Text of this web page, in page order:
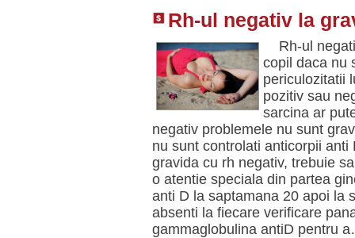
Rh-ul negativ la
Rh-ul
copil daca nu
periculozitatii
pozitiv sau
sarcina ar
negativ problemele nu sunt
nu sunt controlati anticorpii
gravida cu rh negativ, trebuie
o atentie speciala din partea
anti D la saptamana 20 apoi la
absenti la fiecare verificare
gammaglobulina antiD pentru